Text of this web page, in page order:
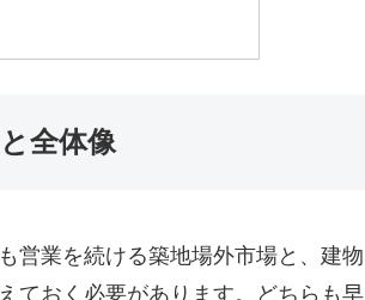
全体像
営業を続ける築地場外市場と、建物
ておく必要があります。どちらも早